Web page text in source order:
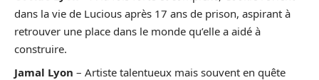
dans la vie de Lucious après 17 ans de prison, aspirant à
retrouver une place dans le monde qu’elle a aidé à
construire.
Jamal Lyon – Artiste talentueux mais souvent en quête